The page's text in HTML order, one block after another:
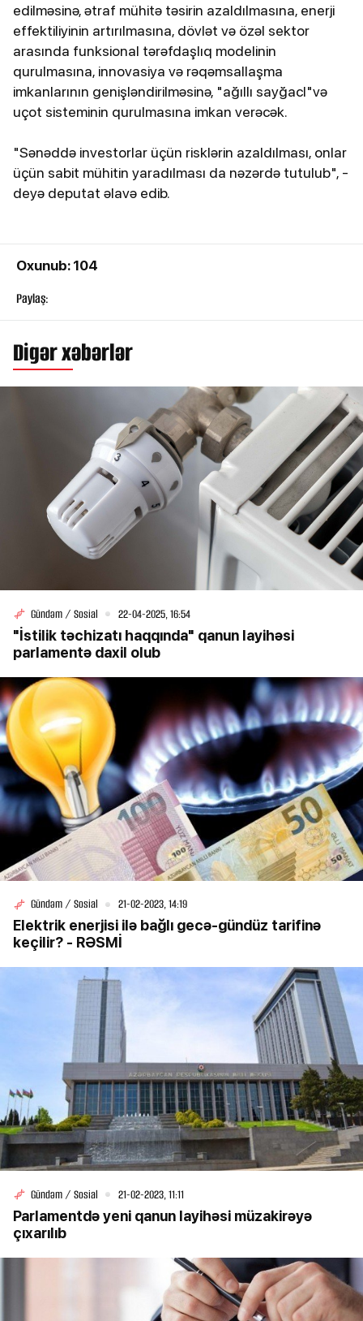
edilməsinə, ətraf mühitə təsirin azaldılmasına, enerji
effektiliyinin artırılmasına, dövlət və özəl sektor
arasında funksional tərəfdaşlıq modelinin
qurulmasına, innovasiya və rəqəmsallaşma
imkanlarının genişləndirilməsinə, "ağıllı sayğacl"və
uçot sisteminin qurulmasına imkan verəcək.
"Sənəddə investorlar üçün risklərin azaldılması, onlar
üçün sabit mühitin yaradılması da nəzərdə tutulub", -
deyə deputat əlavə edib.
Oxunub: 104
Paylaş:
Digər xəbərlər
Gündəm / Sosial 22-04-2025, 16:54
"İstilik təchizatı haqqında" qanun layihəsi
parlamentə daxil olub
Gündəm / Sosial 21-02-2023, 14:19
Elektrik enerjisi ilə bağlı gecə-gündüz tarifinə
keçilir? - RƏSMİ
Gündəm / Sosial 21-02-2023, 11:11
Parlamentdə yeni qanun layihəsi müzakirəyə
çıxarılıb